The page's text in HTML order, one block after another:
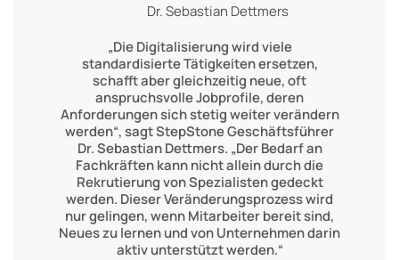
Dr. Sebastian Dettmers
„Die Digitalisierung wird viele
standardisierte Tätigkeiten ersetzen,
schafft aber gleichzeitig neue, oft
anspruchsvolle Jobprofile, deren
Anforderungen sich stetig weiter verändern
werden“, sagt StepStone Geschäftsführer
Dr. Sebastian Dettmers. „Der Bedarf an
Fachkräften kann nicht allein durch die
Rekrutierung von Spezialisten gedeckt
werden. Dieser Veränderungsprozess wird
nur gelingen, wenn Mitarbeiter bereit sind,
Neues zu lernen und von Unternehmen darin
aktiv unterstützt werden.“